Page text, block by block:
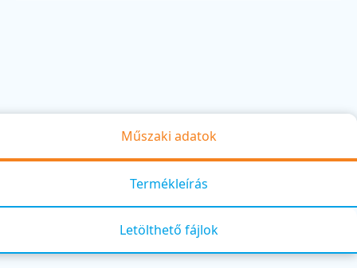
Műszaki adatok
Termékleírás
Letölthető fájlok